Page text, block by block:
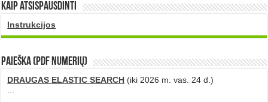
Kaip atsispausdinti
Instrukcijos
PAIEŠKA (PDF numerių)
DRAUGAS ELASTIC SEARCH (iki 2026 m. vas. 24 d.)
...